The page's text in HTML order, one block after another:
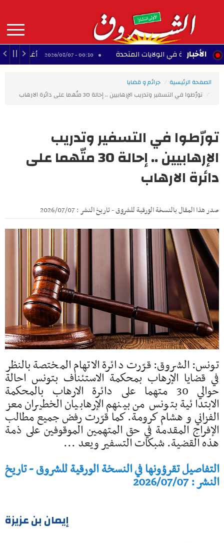
contenu
principal
MAIN
NAVIGATION الأخبار
في الولايات المتحدة 00:10 - 2026/08/07 أغلى 10 لاعبين أفارقة عبر التاريخ
الصفحة الرئيسية
جرائم و قضايا
تورّطوا في التسفير وتدريب الإرهابيين .. إحالة 30 متّهما على دائرة الارهاب
تورّطوا في التسفير وتدريب
الإرهابيين .. إحالة 30 متّهما على
دائرة الارهاب
صدر هذا المقال بالنسخة الورقية للشروق - تاريخ النشر : 2026/07/07
تونس: الشروق: قرّرت دائرة الاتهام المختصة بالنظر
في قضايا الإرهاب بمحكمة الاستئناف بتونس احالة
حوالي 30 متهما على دائرة الارهاب بالمحكمة
الابتدائية بتونس من بينهم الإرهابيان الخطيران معز
الفزاني و هشام كرومة. كما قرّرت رفض جميع مطالب
الإفراج المقدمة في حق المتهمين الموقوفين على ذمة
هذه القضية. شبكات التسفير ويعد ...
التفاصيل تقرؤونها في النسخة الورقية للشروق - تاريخ
النشر : 2026/07/07
إيمان بن عزيزة